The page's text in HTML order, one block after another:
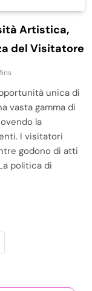
Artistica,
del Visitatore
unica di
vasta gamma di
la
I visitatori
godono di atti
politica di